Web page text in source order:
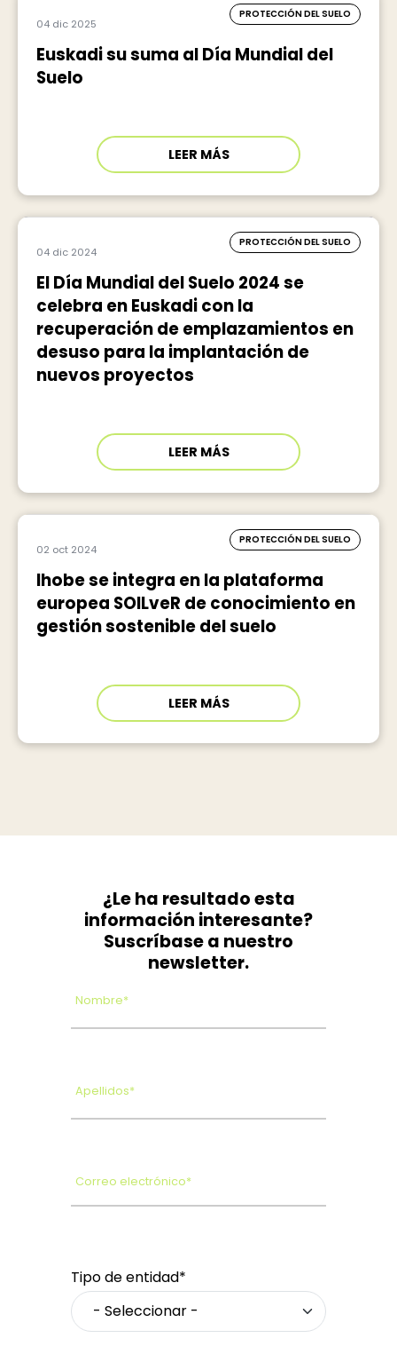
04 dic 2025
PROTECCIÓN DEL SUELO
Euskadi su suma al Día Mundial del
Suelo
LEER MÁS
04 dic 2024
PROTECCIÓN DEL SUELO
El Día Mundial del Suelo 2024 se
celebra en Euskadi con la
recuperación de emplazamientos en
desuso para la implantación de
nuevos proyectos
LEER MÁS
02 oct 2024
PROTECCIÓN DEL SUELO
Ihobe se integra en la plataforma
europea SOILveR de conocimiento en
gestión sostenible del suelo
LEER MÁS
¿Le ha resultado esta
información interesante?
Suscríbase a nuestro
newsletter.
Nombre*
Apellidos*
Correo electrónico*
Tipo de entidad*